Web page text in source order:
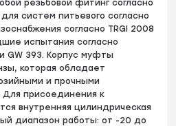
резьбовой фитинг согласно
систем питьевого согласно
согласно TRGI 2008
испытания согласно
GW 393. Корпус муфты
которая обладает
и прочными
Для присоединения к
внутренняя цилиндрическая
диапазон работы: от -20 до